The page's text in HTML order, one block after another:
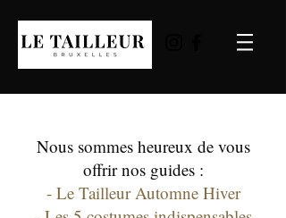
Nous sommes heureux de vous
offrir nos guides :
- Le Tailleur Automne Hiver